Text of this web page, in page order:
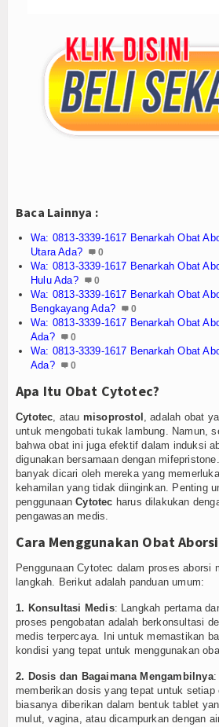
Baca Lainnya :
Wa: 0813-3339-1617 Benarkah Obat
Utara Ada?
0
Wa: 0813-3339-1617 Benarkah Obat
Hulu Ada?
0
Wa: 0813-3339-1617 Benarkah Obat
Bengkayang Ada?
0
Wa: 0813-3339-1617 Benarkah Obat
Ada?
0
Wa: 0813-3339-1617 Benarkah Obat
Ada?
0
Apa Itu Obat Cytotec?
Cytotec , atau misoprostol
, adalah obat
untuk mengobati tukak lambung. Namun,
bahwa obat ini juga efektif dalam induksi
digunakan bersamaan dengan
banyak dicari oleh mereka yang
kehamilan yang tidak diinginkan. Penting
penggunaanCytotec harus dilakukan
pengawasan medis.
Cara Menggunakan Obat
Penggunaan Cytotec dalam proses aborsi
langkah. Berikut adalah panduan umum:
1. Konsultasi Medis: Langkah pertama
proses pengobatan adalah berkonsultasi
medis terpercaya. Ini untuk memastikan
kondisi yang tepat untuk menggunakan
2. Dosis dan Bagaimana Mengambilnya:
memberikan dosis yang tepat untuk
biasanya diberikan dalam bentuk tablet
mulut, vagina, atau dicampurkan dengan